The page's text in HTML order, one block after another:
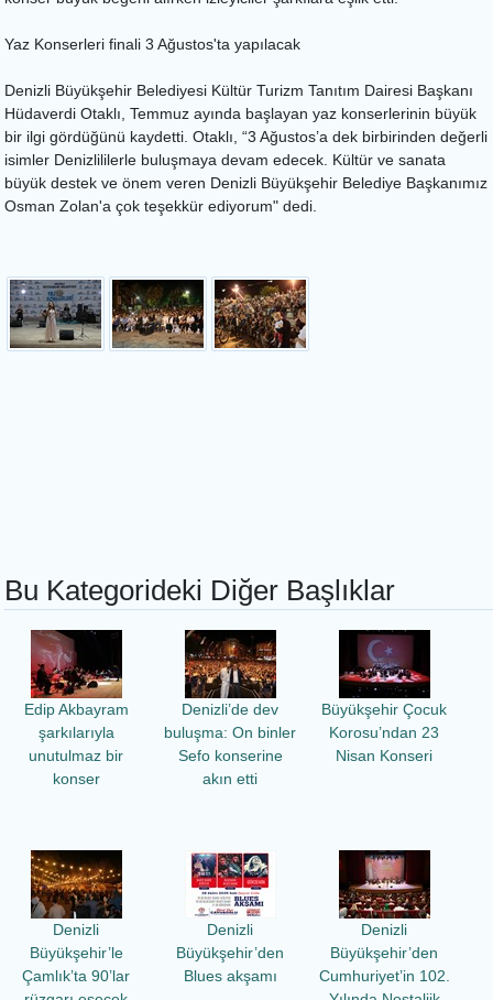
Yaz Konserleri finali 3 Ağustos'ta yapılacak
Denizli Büyükşehir Belediyesi Kültür Turizm Tanıtım Dairesi Başkanı
Hüdaverdi Otaklı, Temmuz ayında başlayan yaz konserlerinin büyük
bir ilgi gördüğünü kaydetti. Otaklı, “3 Ağustos’a dek birbirinden değerli
isimler Denizlililerle buluşmaya devam edecek. Kültür ve sanata
büyük destek ve önem veren Denizli Büyükşehir Belediye Başkanımız
Osman Zolan'a çok teşekkür ediyorum" dedi.
Bu Kategorideki Diğer Başlıklar
Edip Akbayram
şarkılarıyla
unutulmaz bir
konser
Denizli’de dev
buluşma: On binler
Sefo konserine
akın etti
Büyükşehir Çocuk
Korosu’ndan 23
Nisan Konseri
Denizli
Büyükşehir’le
Çamlık’ta 90’lar
Denizli
Büyükşehir’den
Blues akşamı
Denizli
Büyükşehir’den
Cumhuriyet’in 102.